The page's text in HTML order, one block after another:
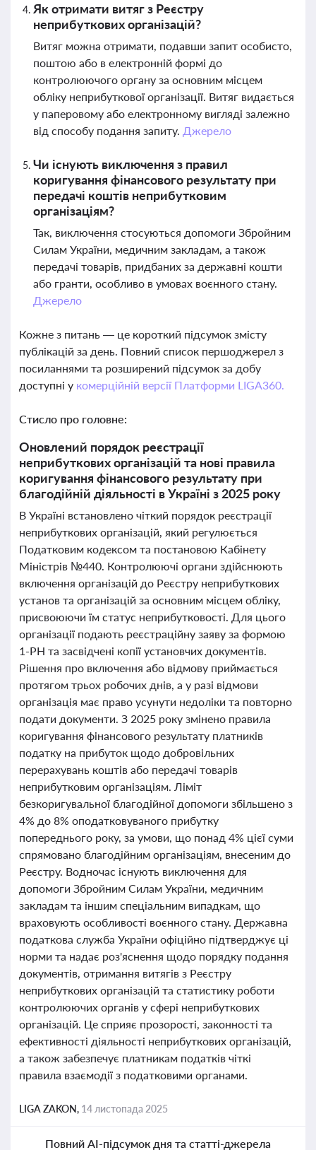
Як отримати витяг з Реєстру
неприбуткових організацій?
Витяг можна отримати, подавши запит особисто,
поштою або в електронній формі до
контролюючого органу за основним місцем
обліку неприбуткової організації. Витяг видається
у паперовому або електронному вигляді залежно
від способу подання запиту. Джерело
Чи існують виключення з правил
коригування фінансового результату при
передачі коштів неприбутковим
організаціям?
Так, виключення стосуються допомоги Збройним
Силам України, медичним закладам, а також
передачі товарів, придбаних за державні кошти
або гранти, особливо в умовах воєнного стану.
Джерело
Кожне з питань — це короткий підсумок змісту
публікацій за день. Повний список першоджерел з
посиланнями та розширений підсумок за добу
доступні у комерційній версії Платформи LIGA360.
Стисло про головне:
Оновлений порядок реєстрації
неприбуткових організацій та нові правила
коригування фінансового результату при
благодійній діяльності в Україні з 2025 року
В Україні встановлено чіткий порядок реєстрації
неприбуткових організацій, який регулюється
Податковим кодексом та постановою Кабінету
Міністрів №440. Контролюючі органи здійснюють
включення організацій до Реєстру неприбуткових
установ та організацій за основним місцем обліку,
присвоюючи їм статус неприбутковості. Для цього
організації подають реєстраційну заяву за формою
1-РН та засвідчені копії установчих документів.
Рішення про включення або відмову приймається
протягом трьох робочих днів, а у разі відмови
організація має право усунути недоліки та повторно
подати документи. З 2025 року змінено правила
коригування фінансового результату платників
податку на прибуток щодо добровільних
перерахувань коштів або передачі товарів
неприбутковим організаціям. Ліміт
безкоригувальної благодійної допомоги збільшено з
4% до 8% оподатковуваного прибутку
попереднього року, за умови, що понад 4% цієї суми
спрямовано благодійним організаціям, внесеним до
Реєстру. Водночас існують виключення для
допомоги Збройним Силам України, медичним
закладам та іншим спеціальним випадкам, що
враховують особливості воєнного стану. Державна
податкова служба України офіційно підтверджує ці
норми та надає роз'яснення щодо порядку подання
документів, отримання витягів з Реєстру
неприбуткових організацій та статистику роботи
контролюючих органів у сфері неприбуткових
організацій. Це сприяє прозорості, законності та
ефективності діяльності неприбуткових організацій,
а також забезпечує платникам податків чіткі
правила взаємодії з податковими органами.
LIGA ZAKON, 14 листопада 2025
Повний AI-підсумок дня та статті-джерела